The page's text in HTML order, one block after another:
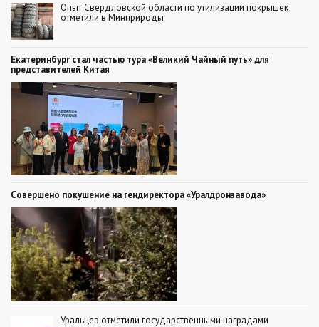
Опыт Свердловской области по утилизации покрышек
отметили в Минприроды
Екатеринбург стал частью тура «Великий Чайный путь» для
представителей Китая
Совершено покушение на гендиректора «Уралдронзавода»
Уральцев отметили государственными наградами